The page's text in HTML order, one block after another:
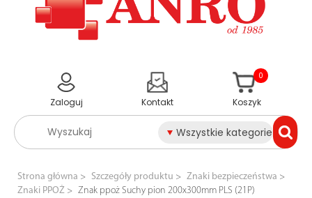
Wszystkie kategorie
Zaloguj Kontakt Koszyk
0
Strona główna Szczegóły produktu
Znaki bezpieczeństwa
Znaki PPOŻ
Znak ppoż Suchy pion 200x300mm PLS (21P)